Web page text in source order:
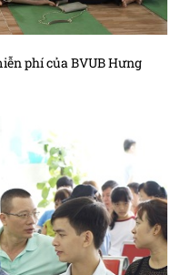
em
phí của BVUB Hưng